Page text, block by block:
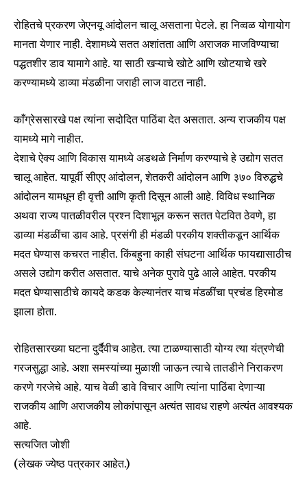
रोहितचे प्रकरण जेएनयू आंदोलन चालू असताना पेटले. हा निव्वळ योगायोग
मानता येणार नाही. देशामध्ये सतत अशांतता आणि अराजक माजविण्याचा
पद्धतशीर डाव यामागे आहे. या साठी खऱ्याचे खोटे आणि खोटयाचे खरे
करण्यामध्ये डाव्या मंडळीना जराही लाज वाटत नाही.
काँग्रेससारखे पक्ष त्यांना सदोदित पाठिंबा देत असतात. अन्य राजकीय पक्ष
यामध्ये मागे नाहीत.
देशाचे ऐक्य आणि विकास यामध्ये अडथळे निर्माण करण्याचे हे उद्योग सतत
चालू आहेत. यापूर्वी सीएए आंदोलन, शेतकरी आंदोलन आणि ३७० विरुद्धचे
आंदोलन यामधून ही वृत्ती आणि कृती दिसून आली आहे. विविध स्थानिक
अथवा राज्य पातळीवरील प्रश्न दिशाभूल करून सतत पेटवित ठेवणे, हा
डाव्या मंडळींचा डाव आहे. प्रसंगी ही मंडळी परकीय शक्तीकडून आर्थिक
मदत घेण्यास कचरत नाहीत. किंबहुना काही संघटना आर्थिक फायद्यासाठीच
असले उद्योग करीत असतात. याचे अनेक पुरावे पुढे आले आहेत. परकीय
मदत घेण्यासाठीचे कायदे कडक केल्यानंतर याच मंडळींचा प्रचंड हिरमोड
झाला होता.
रोहितसारख्या घटना दुर्दैवीच आहेत. त्या टाळण्यासाठी योग्य त्या यंत्रणेची
गरजसुद्धा आहे. अशा समस्यांच्या मुळाशी जाऊन त्याचे तातडीने निराकरण
करणे गरजेचे आहे. याच वेळी डावे विचार आणि त्यांना पाठिंबा देणाऱ्या
राजकीय आणि अराजकीय लोकांपासून अत्यंत सावध राहणे अत्यंत आवश्यक
आहे.
सत्यजित जोशी
(लेखक ज्येष्ठ पत्रकार आहेत.)